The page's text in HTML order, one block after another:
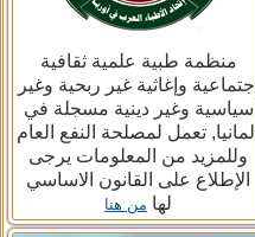
منظمة طبية علمية ثقافية
إجتماعية وإغاثية غير ربحية وغير
سياسية وغير دينية مسجلة في
المانيا, تعمل لمصلحة النفع العام
وللمزيد من المعلومات يرجى
الإطلاع على القانون الاساسي
لها من هنا